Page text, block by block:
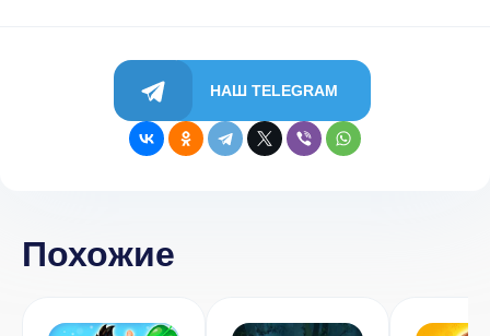
НАШ TELEGRAM
Похожие